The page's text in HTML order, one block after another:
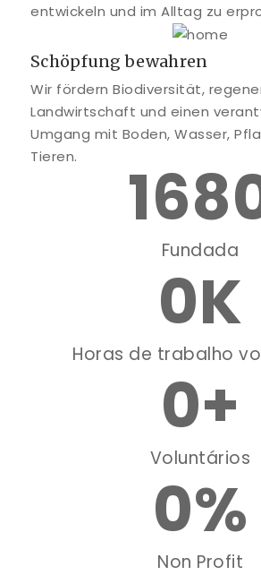
entwickeln und im Alltag zu
Schöpfung bewahren
Wir fördern Biodiversität,
Landwirtschaft und einen
Umgang mit Boden, Wasser,
Tieren.
Fundada
Horas de trabalho
0K
Voluntários
0+
Non Profit
0%